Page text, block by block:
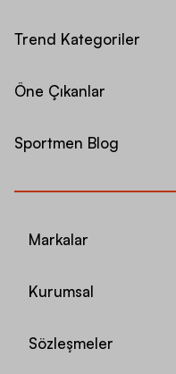
Trend Kategoriler
Öne Çıkanlar
Sportmen Blog
Markalar
Kurumsal
Sözleşmeler